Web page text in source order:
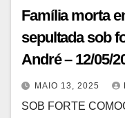
Família morta
sepultada sob
André – 12/05/
MAIO 13, 2025
SOB FORTE